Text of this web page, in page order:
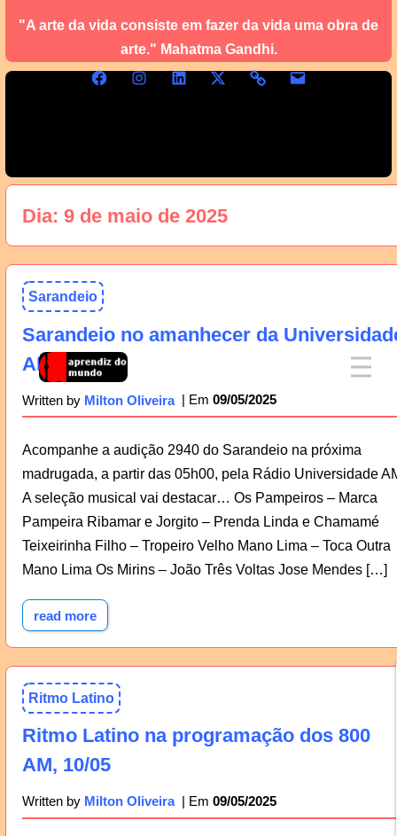
"A arte da vida consiste em fazer da vida uma obra de
arte." Mahatma Gandhi.
Dia: 9 de maio de 2025
Sarandeio
Sarandeio no amanhecer da
AM, 10/05
Written by Milton Oliveira 09/05/2025
Acompanhe a audição 2940 do Sarandeio na próxima
madrugada, a partir das 05h00, pela Rádio Universidade
A seleção musical vai destacar… Os Pampeiros – Marca
Pampeira Ribamar e Jorgito – Prenda Linda e Chamamé
Teixeirinha Filho – Tropeiro Velho Mano Lima – Toca Outra
Mano Lima Os Mirins – João Três Voltas Jose Mendes […]
read more
Ritmo Latino
Ritmo Latino na programação dos 800
AM, 10/05
Written by Milton Oliveira 09/05/2025